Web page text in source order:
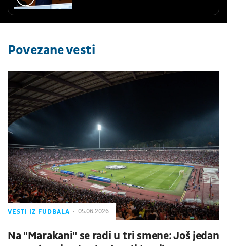
Povezane vesti
VESTI IZ FUDBALA 05.06.2026
Na "Marakani" se radi u tri smene: Još jedan